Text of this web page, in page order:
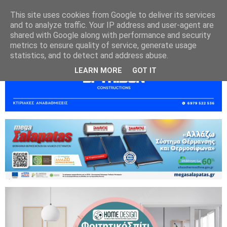
This site uses cookies from Google to deliver its services
and to analyze traffic. Your IP address and user-agent are
shared with Google along with performance and security
metrics to ensure quality of service, generate usage
statistics, and to detect and address abuse.
LEARN MORE GOT IT